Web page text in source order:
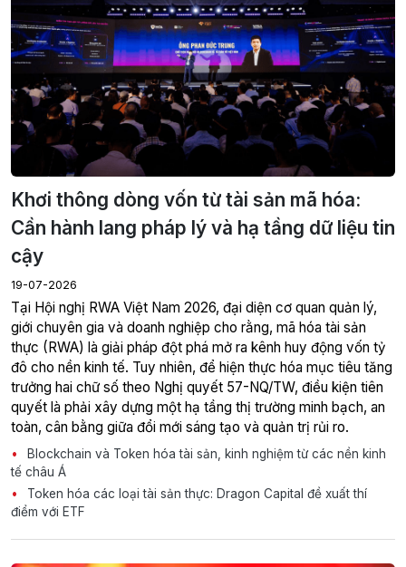
Khơi thông dòng vốn từ tài sản mã hóa:
Cần hành lang pháp lý và hạ tầng dữ liệu tin
cậy
19-07-2026
giới chuyên gia và doanh nghiệp cho rằng, mã hóa tài sản
thực (RWA) là giải pháp đột phá mở ra kênh huy động vốn tỷ
đô cho nền kinh tế. Tuy nhiên, để hiện thực hóa mục tiêu tăng
trưởng hai chữ số theo Nghị quyết 57-NQ/TW, điều kiện tiên
quyết là phải xây dựng một hạ tầng thị trường minh bạch, an
toàn, cân bằng giữa đổi mới sáng tạo và quản trị rủi ro.
Blockchain và Token hóa tài sản, kinh nghiệm từ các nền kinh
tế châu Á
Token hóa các loại tài sản thực: Dragon Capital đề xuất thí
điểm với ETF